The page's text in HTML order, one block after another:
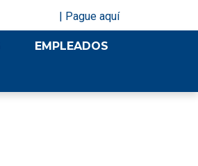
| Pague aquí
EMPLEADOS